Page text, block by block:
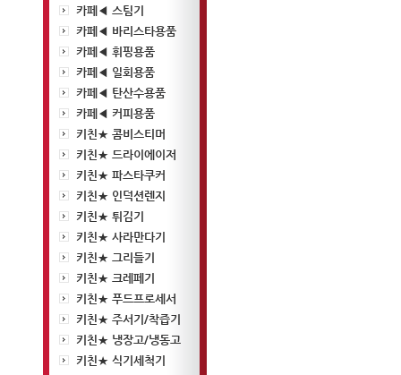
카페◀ 스팀기
카페◀ 바리스타용품
카페◀ 휘핑용품
카페◀ 일회용품
카페◀ 탄산수용품
카페◀ 커피용품
키친★ 콤비스티머
키친★ 드라이에이저
키친★ 파스타쿠커
키친★ 인덕션렌지
키친★ 튀김기
키친★ 사라만다기
키친★ 그리들기
키친★ 크레페기
키친★ 푸드프로세서
키친★ 주서기/착즙기
키친★ 냉장고/냉동고
키친★ 식기세척기